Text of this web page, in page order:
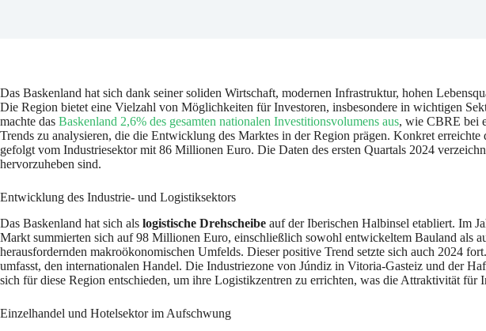
Das Baskenland hat sich dank seiner soliden Wirtschaft, modernen Infrastruktur, hohen
Die Region bietet eine Vielzahl von Möglichkeiten für Investoren, insbesondere in wichtigen
machte das Baskenland 2,6% des gesamten nationalen Investitionsvolumens aus, wie CBRE bei
Trends zu analysieren, die die Entwicklung des Marktes in der Region prägen. Konkret
gefolgt vom Industriesektor mit 86 Millionen Euro. Die Daten des ersten Quartals 2024
hervorzuheben sind.
Entwicklung des Industrie- und Logistiksektors
Das Baskenland hat sich als logistische Drehscheibe auf der Iberischen Halbinsel etabliert. Im
Markt summierten sich auf 98 Millionen Euro, einschließlich sowohl entwickeltem Bauland als
herausfordernden makroökonomischen Umfelds. Dieser positive Trend setzte sich auch 2024 fort.
umfasst, den internationalen Handel. Die Industriezone von Júndiz in Vitoria-Gasteiz und der
sich für diese Region entschieden, um ihre Logistikzentren zu errichten, was die Attraktivität für
Einzelhandel und Hotelsektor im Aufschwung